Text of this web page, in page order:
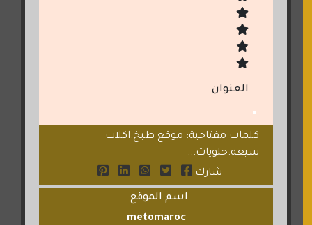
العنوان
كلمات مفتاحية: موقع طبخ.اكلات
سيعة.حلويات...
شارك
اسم الموقع
metomaroc